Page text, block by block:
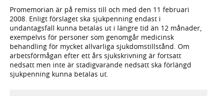
Promemorian är på remiss till och med den 11 februari
2008. Enligt förslaget ska sjukpenning endast i
undantagsfall kunna betalas ut i längre tid än 12 månader,
exempelvis för personer som genomgår medicinsk
behandling för mycket allvarliga sjukdomstillstånd. Om
arbetsförmågan efter ett års sjukskrivning är fortsatt
nedsatt men inte är stadigvarande nedsatt ska förlängd
sjukpenning kunna betalas ut.